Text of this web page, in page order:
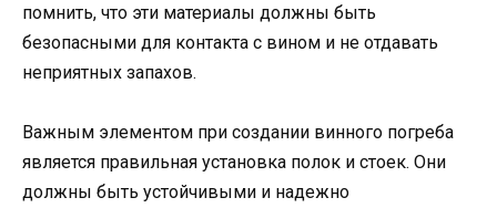
помнить, что эти материалы должны быть
безопасными для контакта с вином и не отдавать
неприятных запахов.
Важным элементом при создании винного погреба
является правильная установка полок и стоек. Они
должны быть устойчивыми и надежно